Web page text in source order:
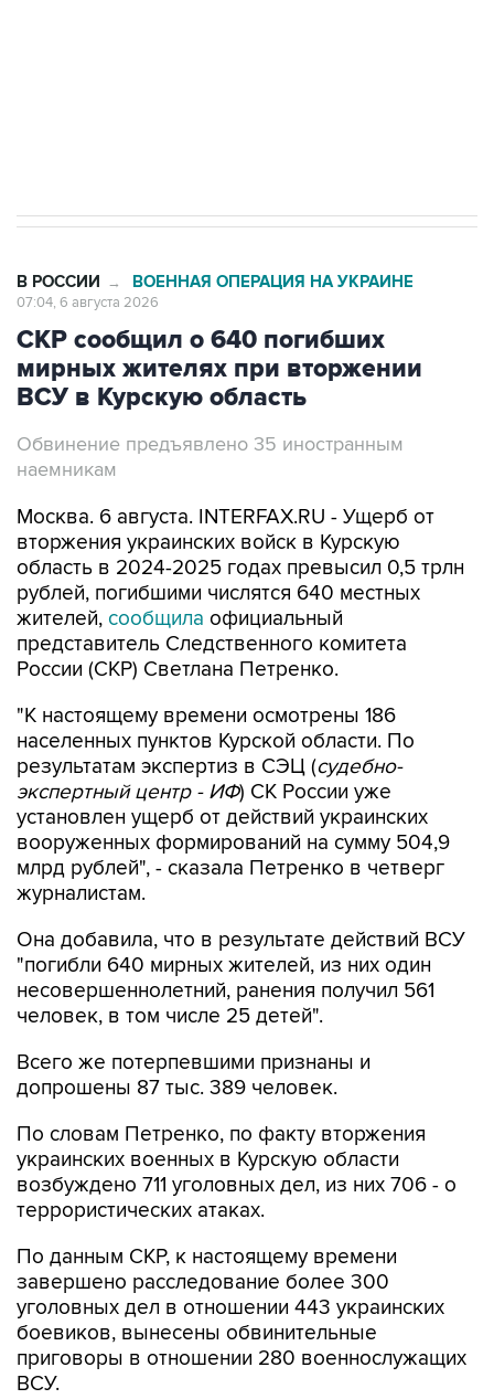
В РОССИИ → ВОЕННАЯ ОПЕРАЦИЯ НА УКРАИНЕ
07:04, 6 августа 2026
СКР сообщил о 640 погибших
мирных жителях при вторжении
ВСУ в Курскую область
Обвинение предъявлено 35 иностранным
наемникам
Москва. 6 августа. INTERFAX.RU - Ущерб от
вторжения украинских войск в Курскую
область в 2024-2025 годах превысил 0,5 трлн
рублей, погибшими числятся 640 местных
жителей, сообщила официальный
представитель Следственного комитета
России (СКР) Светлана Петренко.
"К настоящему времени осмотрены 186
населенных пунктов Курской области. По
результатам экспертиз в СЭЦ (судебно-
экспертный центр - ИФ) СК России уже
установлен ущерб от действий украинских
вооруженных формирований на сумму 504,9
млрд рублей", - сказала Петренко в четверг
журналистам.
Она добавила, что в результате действий ВСУ
"погибли 640 мирных жителей, из них один
несовершеннолетний, ранения получил 561
человек, в том числе 25 детей".
Всего же потерпевшими признаны и
допрошены 87 тыс. 389 человек.
По словам Петренко, по факту вторжения
украинских военных в Курскую области
возбуждено 711 уголовных дел, из них 706 - о
террористических атаках.
По данным СКР, к настоящему времени
завершено расследование более 300
уголовных дел в отношении 443 украинских
боевиков, вынесены обвинительные
приговоры в отношении 280 военнослужащих
ВСУ.